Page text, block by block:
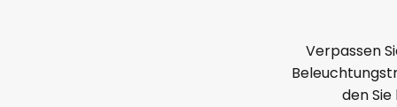
Verpassen
den